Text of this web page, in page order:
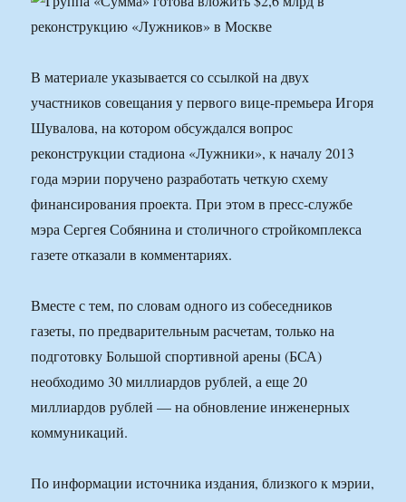
В материале указывается со ссылкой на двух
участников совещания у первого вице-премьера Игоря
Шувалова, на котором обсуждался вопрос
реконструкции стадиона «Лужники», к началу 2013
года мэрии поручено разработать четкую схему
финансирования проекта. При этом в пресс-службе
мэра Сергея Собянина и столичного стройкомплекса
газете отказали в комментариях.
Вместе с тем, по словам одного из собеседников
газеты, по предварительным расчетам, только на
подготовку Большой спортивной арены (БСА)
необходимо 30 миллиардов рублей, а еще 20
миллиардов рублей — на обновление инженерных
коммуникаций.
По информации источника издания, близкого к мэрии,